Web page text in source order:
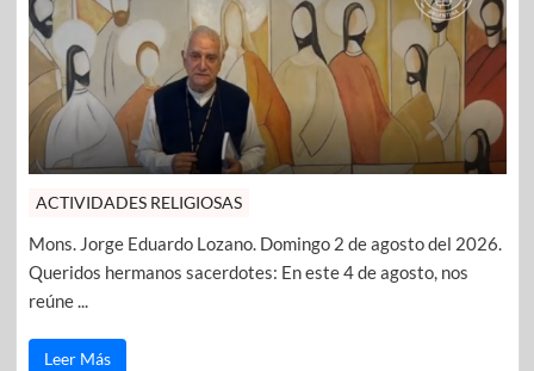
ACTIVIDADES RELIGIOSAS
Mons. Jorge Eduardo Lozano. Domingo 2 de agosto del 2026.
Queridos hermanos sacerdotes: En este 4 de agosto, nos
reúne ...
Leer Más